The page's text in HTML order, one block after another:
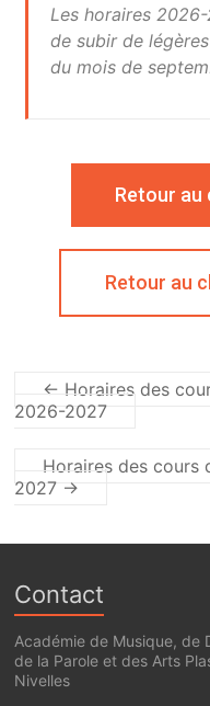
Les horaires
de subir de
du mois de
Retour au
Retour au
← Horaires des
2026-2027
Horaires des cours
2027 →
Contact
Académie de Musique, de
de la Parole et des Arts
Nivelles